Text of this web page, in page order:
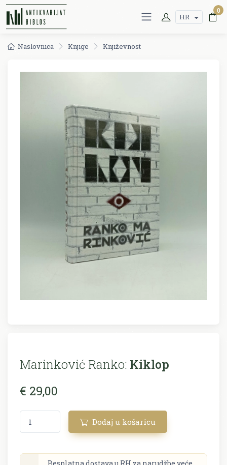
HR
0
Naslovnica Knjige Književnost
Marinković Ranko: Kiklop
€ 29,00
Dodaj u košaricu